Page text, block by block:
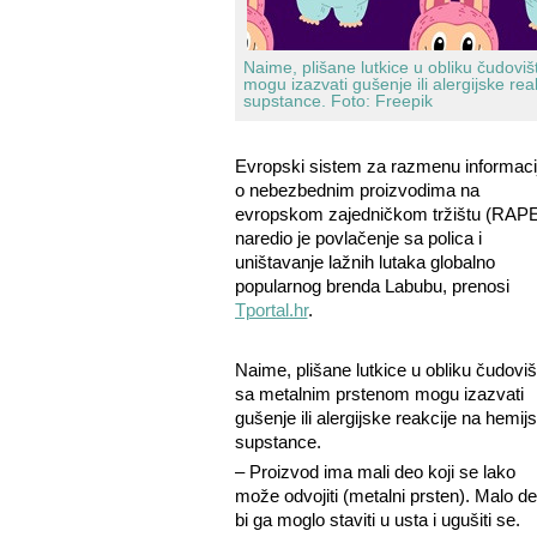
Naime, plišane lutkice u obliku
mogu izazvati gušenje ili alergijske
supstance. Foto: Freepik
Evropski sistem za razmenu
o nebezbednim proizvodima na
evropskom zajedničkom tržištu
naredio je povlačenje sa polica i
uništavanje lažnih lutaka globalno
popularnog brenda Labubu, prenosi
Tportal.hr.
Naime, plišane lutkice u obliku
sa metalnim prstenom mogu izazvati
gušenje ili alergijske reakcije na
supstance.
– Proizvod ima mali deo koji se lako
može odvojiti (metalni prsten). Malo
bi ga moglo staviti u usta i ugušiti se.